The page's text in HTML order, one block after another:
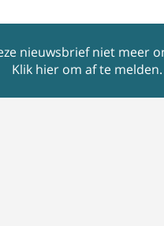
nieuwsbrief niet meer
Klik hier om af te melden.